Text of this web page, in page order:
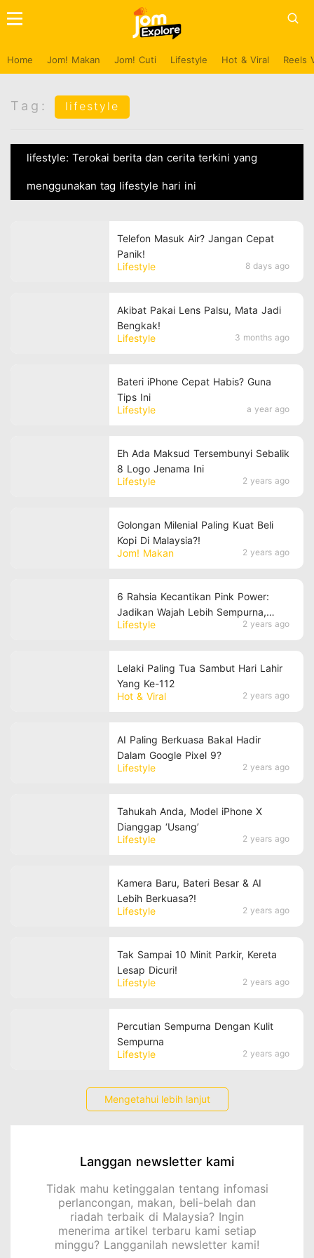
Home Jom! Makan Jom! Cuti Lifestyle Hot & Viral Reels
Tag: lifestyle
lifestyle: Terokai berita dan cerita terkini yang
menggunakan tag lifestyle hari ini
Lifestyle 8 days ago
Telefon Masuk Air? Jangan Cepat
Panik!
Lifestyle 3 months ago
Akibat Pakai Lens Palsu, Mata Jadi
Bengkak!
Lifestyle a year ago
Bateri iPhone Cepat Habis? Guna
Tips Ini
Lifestyle 2 years ago
Eh Ada Maksud Tersembunyi Sebalik
8 Logo Jenama Ini
Jom! Makan 2 years ago
Golongan Milenial Paling Kuat Beli
Kopi Di Malaysia?!
Lifestyle 2 years ago
6 Rahsia Kecantikan Pink Power:
Jadikan Wajah Lebih Sempurna,
Berseri & Flawless Dengan Mudah
Hot & Viral 2 years ago
Lelaki Paling Tua Sambut Hari Lahir
Yang Ke-112
Lifestyle 2 years ago
AI Paling Berkuasa Bakal Hadir
Dalam Google Pixel 9?
Lifestyle 2 years ago
Tahukah Anda, Model iPhone X
Dianggap ‘Usang’
Lifestyle 2 years ago
Kamera Baru, Bateri Besar & AI
Lebih Berkuasa?!
Lifestyle 2 years ago
Tak Sampai 10 Minit Parkir, Kereta
Lesap Dicuri!
Lifestyle 2 years ago
Percutian Sempurna Dengan Kulit
Sempurna
Mengetahui lebih lanjut
Langgan newsletter kami
Tidak mahu ketinggalan tentang infomasi
perlancongan, makan, beli-belah dan
riadah terbaik di Malaysia? Ingin
menerima artikel terbaru kami setiap
minggu? Langganilah newsletter kami!